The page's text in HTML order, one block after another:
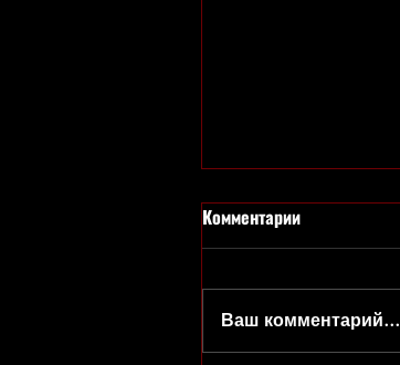
Комментарии
Ваш комментарий...